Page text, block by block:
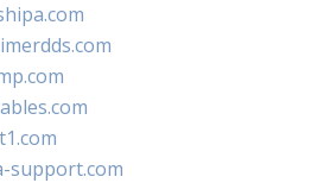
support.com